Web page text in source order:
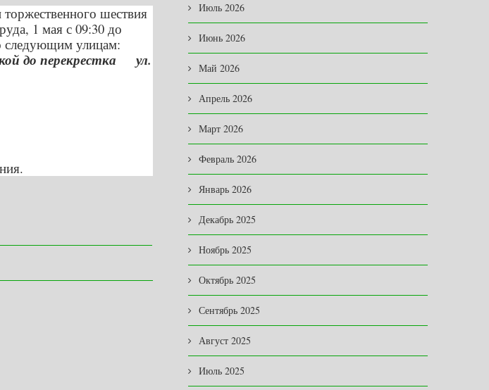
шествия
1 мая с 09:30 до
следующим улицам:
до перекрестка ул.
Июль 2026
Июнь 2026
Май 2026
Апрель 2026
Март 2026
Февраль 2026
Январь 2026
Декабрь 2025
Ноябрь 2025
Октябрь 2025
Сентябрь 2025
Август 2025
Июль 2025